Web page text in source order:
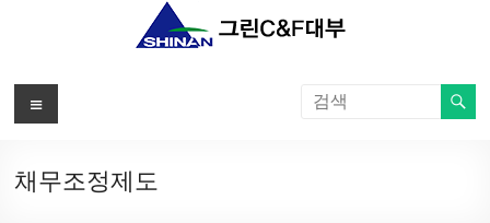
메
뉴
채무조정제도